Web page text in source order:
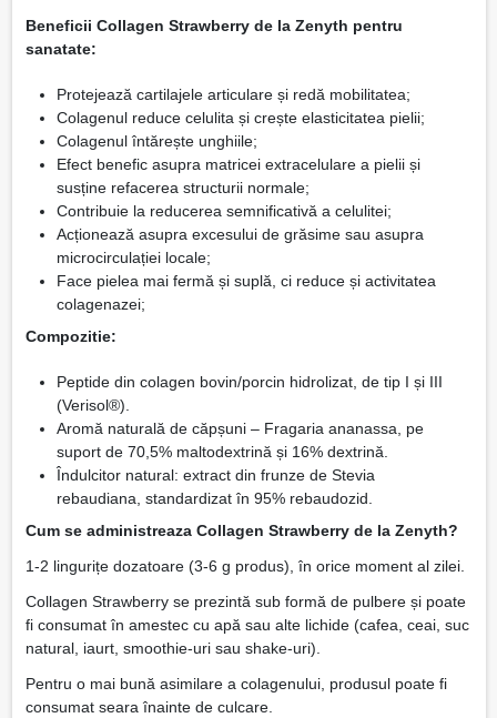
Beneficii Collagen Strawberry de la Zenyth pentru
sanatate:
Protejează cartilajele articulare și redă mobilitatea;
Colagenul reduce celulita și crește elasticitatea pielii;
Colagenul întărește unghiile;
Efect benefic asupra matricei extracelulare a pielii și
susține refacerea structurii normale;
Contribuie la reducerea semnificativă a celulitei;
Acționează asupra excesului de grăsime sau asupra
microcirculației locale;
Face pielea mai fermă și suplă, ci reduce și activitatea
colagenazei;
Compozitie:
Peptide din colagen bovin/porcin hidrolizat, de tip I și III
(Verisol®).
Aromă naturală de căpșuni – Fragaria ananassa, pe
suport de 70,5% maltodextrină și 16% dextrină.
Îndulcitor natural: extract din frunze de Stevia
rebaudiana, standardizat în 95% rebaudozid.
Cum se administreaza Collagen Strawberry de la Zenyth?
1-2 lingurițe dozatoare (3-6 g produs), în orice moment al zilei.
Collagen Strawberry se prezintă sub formă de pulbere și poate
fi consumat în amestec cu apă sau alte lichide (cafea, ceai, suc
natural, iaurt, smoothie-uri sau shake-uri).
Pentru o mai bună asimilare a colagenului, produsul poate fi
consumat seara înainte de culcare.